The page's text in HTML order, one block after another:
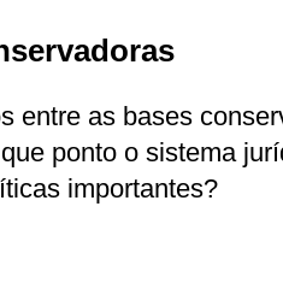
entre as bases
ponto o sistema
importantes?